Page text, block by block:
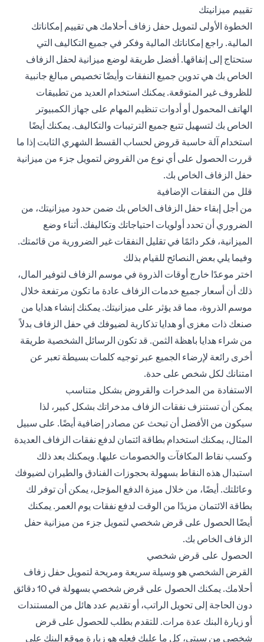
تقييم ميزانيتك
الخطوة الأولى لتمويل حفل زفاف أحلامك هي تقييم إمكاناتك
المالية. راجع إمكاناتك المالية وفكر في جميع التكاليف التي
ستحتاج إلى إنفاقها. أفضل طريقة لوضع ميزانية لحفل الزفاف
الخاص بك هي تدوين جميع النفقات وأيضًا تخصيص مبالغ جانبية
للظروف غير المتوقعة. يمكنك استخدام العديد من تطبيقات
الهاتف المحمول أو أدوات تنظيم المهام على جهاز الكمبيوتر
الخاص بك لتسهيل تتبع جميع الترتيبات والتكاليف. يمكنك أيضًا
استخدام آلة حاسبة قروض لحساب القسط الشهري الثابت إذا ما
قررت الحصول على أي نوع من القروض لتمويل جزء من ميزانية
حفل الزفاف الخاص بك.
قلل من النفقات الإضافية
من أجل إبقاء حفل الزفاف الخاص بك ضمن حدود ميزانيتك، من
الضروري أن تحدد أولويات احتياجاتك وتكاليفك. أثناء وضع
الميزانية، فكر دائمًا في تقليل النفقات غير الضرورية من قائمتك.
وفيما يلي بعض النصائح للقيام بذلك
اختر موعدًا خارج أوقات الذروة في موسم الزفاف لتوفير المال،
ذلك أن أسعار جميع خدمات الزفاف عادة ما تكون مرتفعة خلال
موسم الذروة، مما قد يؤثر على ميزانيتك. يمكنك إنشاء هدايا من
صنعك ذات مغزى أو هدايا تذكارية لضيوفك في حفل الزفاف بدلاً
من شراء هدايا باهظة الثمن. قد تكون الرسائل الشخصية طريقة
أخرى رائعة لإرضاء الجميع عبر توجيه كلمات بسيطة تعبر عن
امتنانك لكل شخص على حدة.
الاستفادة من المدخرات والقروض بشكل متناسب
يمكن أن تستنزف نفقات الزفاف مدخراتك بشكل كبير، لذا
سيكون من الأفضل أن تبحث عن مصادر إضافية أيضًا. على سبيل
المثال، يمكنك استخدام بطاقة ائتمان لدفع نفقات الزفاف العديدة
وكسب نقاط المكافآت والخصومات عليها. ويمكنك بعد ذلك
استبدال هذه النقاط بسهولة بحجوزات الفنادق والطيران لضيوفك
وعائلتك. أيضًا، من خلال ميزة الدفع المؤجل، يمكن أن توفر لك
بطاقة الائتمان مزيدًا من الوقت لدفع نفقات يوم العمر. يمكنك
أيضًا الحصول على قرض شخصي لتمويل جزء من ميزانية حفل
الزفاف الخاص بك.
الحصول على قرض شخصي
القرض الشخصي هو وسيلة سريعة ومريحة لتمويل حفل زفاف
أحلامك. يمكنك الحصول على قرض شخصي بسهولة في 10 دقائق
دون الحاجة إلى تحويل الراتب، أو تقديم عدد هائل من المستندات
أو زيارة البنك عدة مرات. للتقدم بطلب للحصول على قرض
شخصي من سيتي، كل ما عليك فعله هو زيارة موقع البنك على